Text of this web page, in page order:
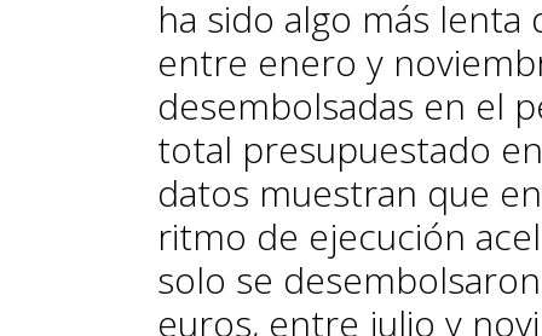
ha sido algo más
entre enero y
desembolsadas en el
total presupuestado
datos muestran que
ritmo de ejecución
solo se
euros, entre julio y